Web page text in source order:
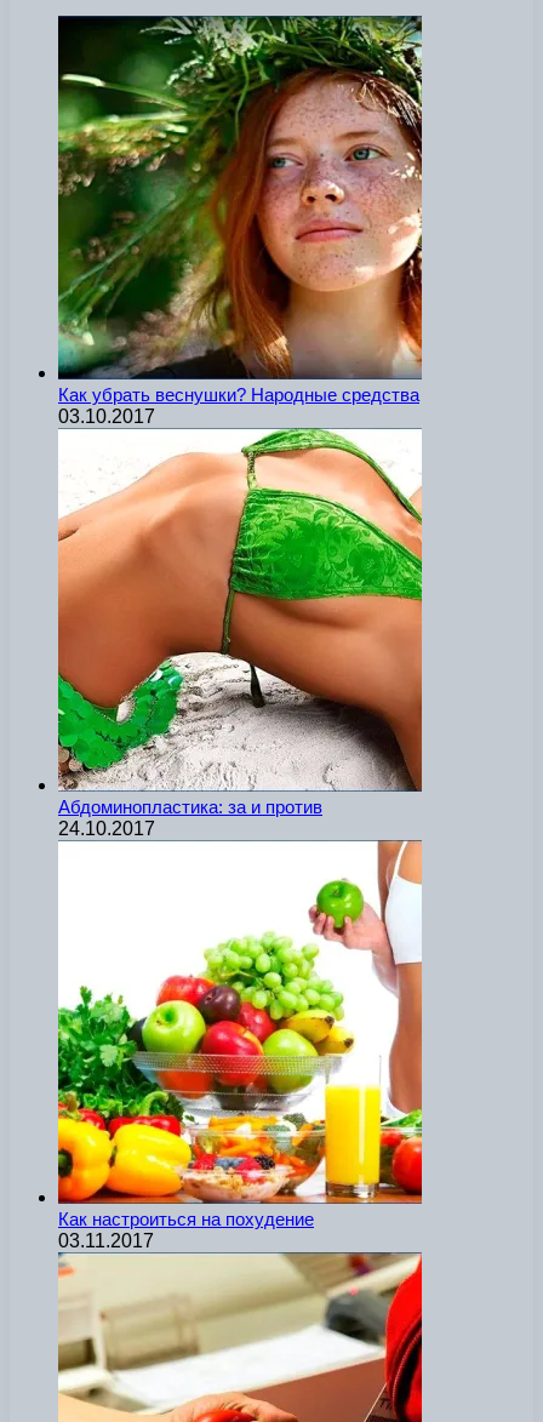
Как убрать веснушки? Народные средства
03.10.2017
Абдоминопластика: за и против
24.10.2017
Как настроиться на похудение
03.11.2017